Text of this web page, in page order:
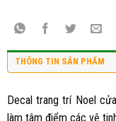
THÔNG TIN SẢN PHẨM
Decal trang trí Noel
làm tâm điểm các vệ